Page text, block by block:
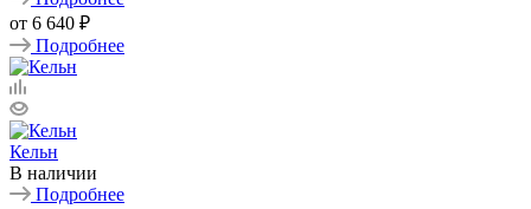
от 6 640 ₽
Подробнее
Кельн
В наличии
Подробнее